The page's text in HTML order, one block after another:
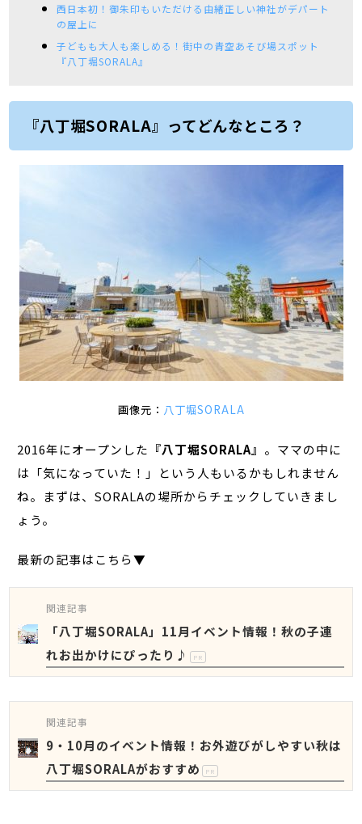
西日本初！御朱印もいただける由緒正しい神社がデパート
の屋上に
子どもも大人も楽しめる！街中の青空あそび場スポット
『八丁堀SORALA』
『八丁堀SORALA』ってどんなところ？
画像元： 八丁堀SORALA
2016年にオープンした 『八丁堀SORALA』 。ママの中に
は「気になっていた！」という人もいるかもしれません
ね。まずは、SORALAの場所からチェックしていきまし
ょう。
最新の記事はこちら▼
関連記事
「八丁堀SORALA」11月イベント情報！秋の子連
れお出かけにぴったり♪
PR
関連記事
9・10月のイベント情報！お外遊びがしやすい秋は
八丁堀SORALAがおすすめ
PR